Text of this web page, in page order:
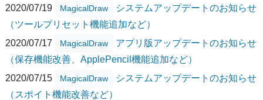
2020/07/19
MagicalDraw
システムアップデートのお知らせ
（ツールプリセット機能追加など）
2020/07/17
MagicalDraw
アプリ版アップデートのお知らせ
（保存機能改善、ApplePencil機能追加など）
2020/07/15
MagicalDraw
システムアップデートのお知らせ
（スポイト機能改善など）